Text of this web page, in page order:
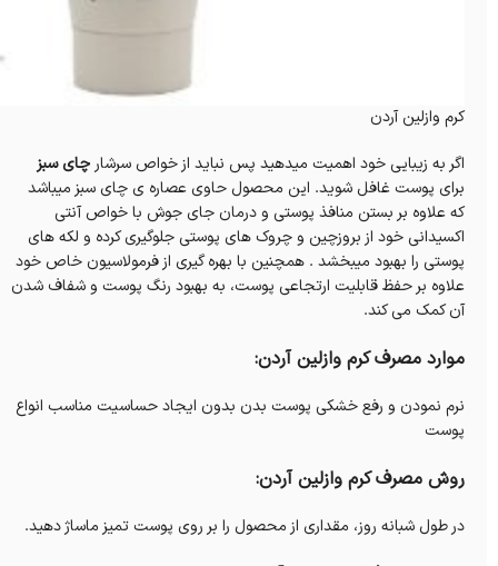
کرم وازلین آردن
اگر به زیبایی خود اهمیت میدهید پس نباید از خواص سرشار چای سبز
برای پوست غافل شوید. این محصول حاوی عصاره ی چای سبز میباشد
که علاوه بر بستن منافذ پوستی و درمان جای جوش با خواص آنتی
اکسیدانی خود از بروزچین و چروک های پوستی جلوگیری کرده و لکه های
پوستی را بهبود میبخشد . همچنین با بهره گیری از فرمولاسیون خاص خود
علاوه بر حفظ قابلیت ارتجاعی پوست، به بهبود رنگ پوست و شفاف شدن
آن کمک می کند.
موارد مصرف کرم وازلین آردن:
نرم نمودن و رفع خشکی پوست بدن بدون ایجاد حساسیت مناسب انواع
پوست
روش مصرف کرم وازلین آردن:
در طول شبانه روز، مقداری از محصول را بر روی پوست تمیز ماساژ دهید.